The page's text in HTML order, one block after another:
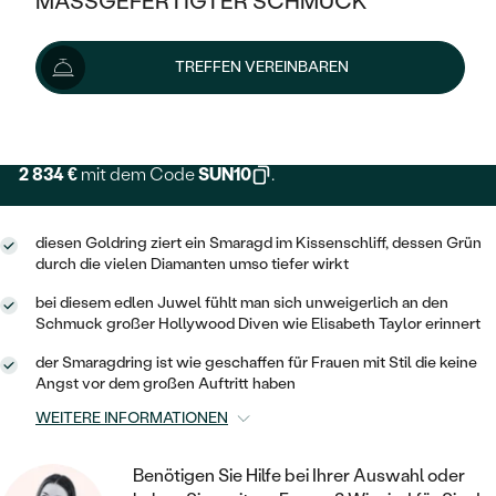
KLASSISCH
MEMOIRE
V-FORM
VINTAGE
GEHÄMMERTE
MIT MEHREREN DIAMANTEN
HALO
IM SET
AUSSERGEWÖHNLICH
GESTALTE EINEN RING
WÄHLE EINEN RING
DIAMANTEN ZUM EINFASSEN
AUSVERKAUF
WENN SCHMUCK HILFT
NACH TYP
OHRRINGE
RINGE
ANHÄNGER / KETTEN
ARMBÄNDER
SCHMUCKSET
HERRENSCHMUCK
PLATIN
CREOLEN
MINIMALISTISCHE
OHRHÄNGER
SOLITÄR
GOLD
SILBER
SOLITÄR
ZUR GEBURT EINES KINDES
PERSONALISIERT
MIT STERNZEICHEN
MINIMALISTISCH
AUSVERKAUF
GOLD
PLATIN
MEMOIRE
TREFFEN VEREINBAREN
3 149 €
2 834 € mit dem CodeSUN10 .
diesen Goldring ziert ein Smaragd im Kissenschliff, dessen Grün
durch die vielen Diamanten umso tiefer wirkt
bei diesem edlen Juwel fühlt man sich unweigerlich an den
Schmuck großer Hollywood Diven wie Elisabeth Taylor erinnert
der Smaragdring ist wie geschaffen für Frauen mit Stil die keine
Angst vor dem großen Auftritt haben
WEITERE INFORMATIONEN
Benötigen Sie Hilfe bei Ihrer Auswahl oder